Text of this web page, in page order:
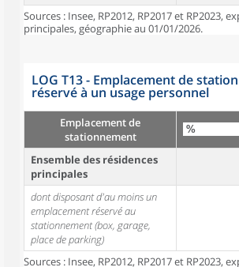
Sources : Insee, RP2012, RP2017 et RP2023,
principales, géographie au 01/01/2026.
LOG T13 - Emplacement de
réservé à un usage personnel
Emplacement de
stationnement
Ensemble des résidences
principales
dont disposant d'au moins un
emplacement réservé au
stationnement (box, garage,
place de parking)
Sources : Insee, RP2012, RP2017 et RP2023,